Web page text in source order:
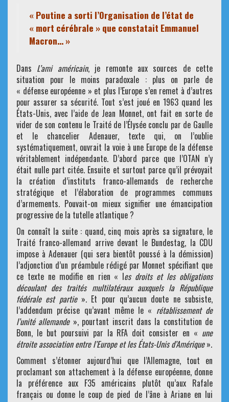
« Poutine a sorti l’Organisation de l’état de
« mort cérébrale » que constatait Emmanuel
Macron… »
Dans L’ami américain, je remonte aux sources de cette
situation pour le moins paradoxale : plus on parle de
« défense européenne » et plus l’Europe s’en remet à d’autres
pour assurer sa sécurité. Tout s’est joué en 1963 quand les
États-Unis, avec l’aide de Jean Monnet, ont fait en sorte de
vider de son contenu le Traité de l’Élysée conclu par de Gaulle
et le chancelier Adenauer, texte qui, on l’oublie
systématiquement, ouvrait la voie à une Europe de la défense
véritablement indépendante. D’abord parce que l’OTAN n’y
était nulle part citée. Ensuite et surtout parce qu’il prévoyait
la création d’instituts franco-allemands de recherche
stratégique et l’élaboration de programmes communs
d’armements. Pouvait-on mieux signifier une émancipation
progressive de la tutelle atlantique ?
On connaît la suite : quand, cinq mois après sa signature, le
Traité franco-allemand arrive devant le Bundestag, la CDU
impose à Adenauer (qui sera bientôt poussé à la démission)
l’adjonction d’un préambule rédigé par Monnet spécifiant que
ce texte ne modifie en rien « les droits et les obligations
découlant des traités multilatéraux auxquels la République
fédérale est partie». Et pour qu’aucun doute ne subsiste,
l’addendum précise qu’avant même le « rétablissement de
l’unité allemande », pourtant inscrit dans la constitution de
Bonn, le but poursuivi par la RFA doit consister en « une
étroite association entre l’Europe et les États-Unis d’Amérique».
Comment s’étonner aujourd’hui que l’Allemagne, tout en
proclamant son attachement à la défense européenne, donne
la préférence aux F35 américains plutôt qu’aux Rafale
français ou donne le coup de pied de l’âne à Ariane en lui